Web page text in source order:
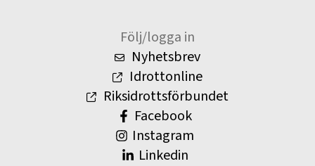
Följ/logga in
Nyhetsbrev
Idrottonline
Riksidrottsförbundet
Facebook
Instagram
Linkedin